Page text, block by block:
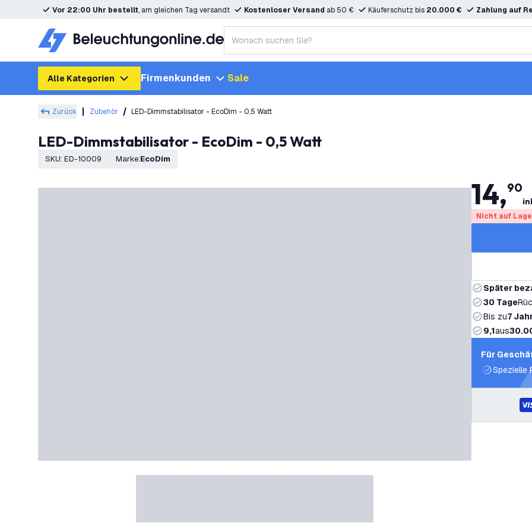
Vor 22:00 Uhr bestellt, am gleichen Tag versandt Kostenloser Versand ab 50 € Käuferschutz bis 20.000 € Zahlung auf
Alle Kategorien Firmenkunden Sale
Zurück Zubehör LED-Dimmstabilisator - EcoDim - 0,5 Watt
LED-Dimmstabilisator - EcoDim - 0,5 Watt
SKU: ED-10009 Marke: EcoDim
14,90
Nicht auf
Später
30 Tage
Bis zu7
9,1aus
Für
Spezielle